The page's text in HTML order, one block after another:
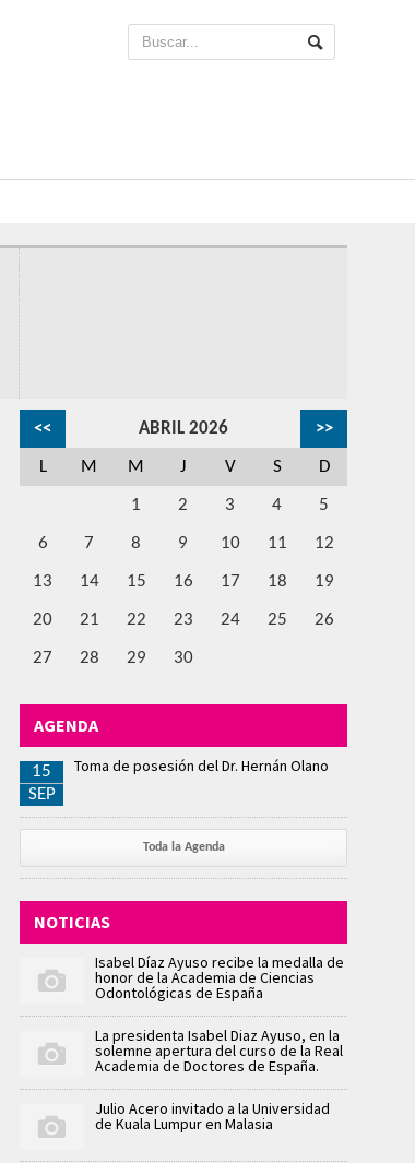
<< ABRIL 2026 >>
L M M J V S D
1 2 3 4 5
6 7 8 9 10 11 12
13 14 15 16 17 18 19
20 21 22 23 24 25 26
27 28 29 30
AGENDA
15
SEP
Toma de posesión del Dr. Hernán Olano
Toda la Agenda
NOTICIAS
Isabel Díaz Ayuso recibe la medalla de
honor de la Academia de Ciencias
Odontológicas de España
La presidenta Isabel Diaz Ayuso, en la
solemne apertura del curso de la Real
Academia de Doctores de España.
Julio Acero invitado a la Universidad
de Kuala Lumpur en Malasia